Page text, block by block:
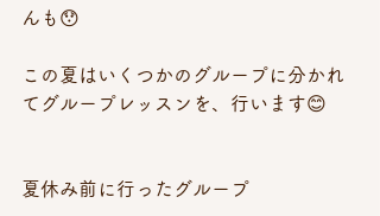
んも😯
この夏はいくつかのグループに分かれ
てグループレッスンを、行います😊
夏休み前に行ったグループ